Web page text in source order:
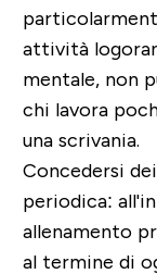
attività
mentale, non
chi lavora
una scrivania.
Concedersi
periodica:
allenamento
al termine di